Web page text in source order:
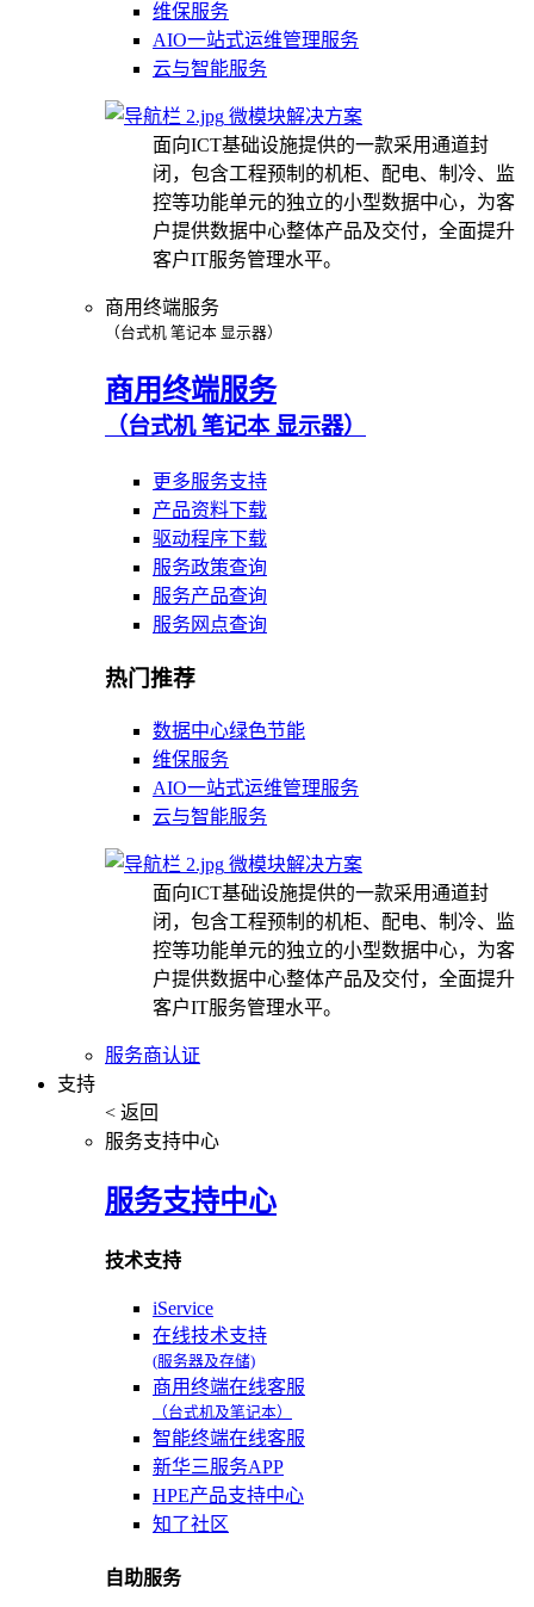
维保服务
AIO一站式运维管理服务
云与智能服务
微模块解决方案
面向ICT基础设施提供的一款采用通道封
闭，包含工程预制的机柜、配电、制冷、监
控等功能单元的独立的小型数据中心，为客
户提供数据中心整体产品及交付，全面提升
客户IT服务管理水平。
商用终端服务
（台式机 笔记本 显示器）
商用终端服务
（台式机 笔记本 显示器）
更多服务支持
产品资料下载
驱动程序下载
服务政策查询
服务产品查询
服务网点查询
热门推荐
数据中心绿色节能
维保服务
AIO一站式运维管理服务
云与智能服务
微模块解决方案
面向ICT基础设施提供的一款采用通道封
闭，包含工程预制的机柜、配电、制冷、监
控等功能单元的独立的小型数据中心，为客
户提供数据中心整体产品及交付，全面提升
客户IT服务管理水平。
服务商认证
支持
< 返回
服务支持中心
服务支持中心
技术支持
iService
在线技术支持
(服务器及存储)
商用终端在线客服
（台式机及笔记本）
智能终端在线客服
新华三服务APP
HPE产品支持中心
知了社区
自助服务